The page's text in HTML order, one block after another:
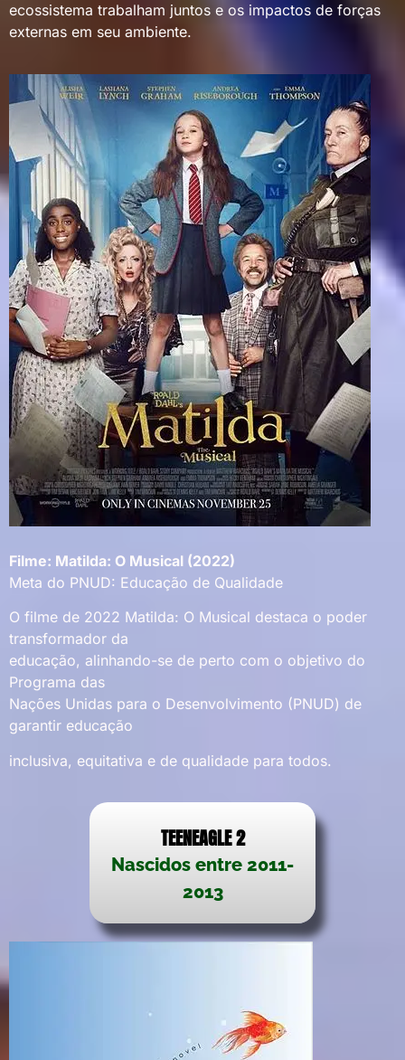
ecossistema trabalham juntos e os impactos de forças
externas em seu ambiente.
Filme: Matilda: O Musical (2022)
Meta do PNUD: Educação de Qualidade
O filme de 2022 Matilda: O Musical destaca o poder
transformador da
educação, alinhando-se de perto com o objetivo do
Programa das
Nações Unidas para o Desenvolvimento (PNUD) de
garantir educação
inclusiva, equitativa e de qualidade para todos.
TEENEAGLE 2
Nascidos entre 2011-
2013